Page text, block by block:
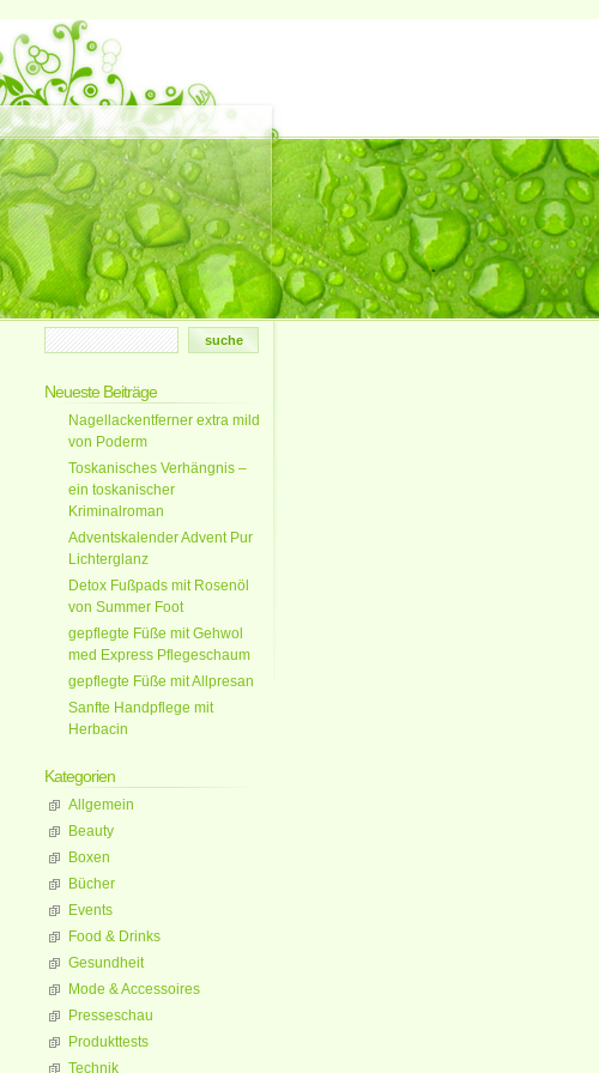
Neueste Beiträge
Nagellackentferner extra mild
von Poderm
Toskanisches Verhängnis –
ein toskanischer
Kriminalroman
Adventskalender Advent Pur
Lichterglanz
Detox Fußpads mit Rosenöl
von Summer Foot
gepflegte Füße mit Gehwol
med Express Pflegeschaum
gepflegte Füße mit Allpresan
Sanfte Handpflege mit
Herbacin
Kategorien
Allgemein
Beauty
Boxen
Bücher
Events
Food & Drinks
Gesundheit
Mode & Accessoires
Presseschau
Produkttests
Technik